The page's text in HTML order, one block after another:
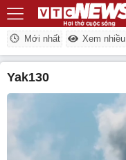
Mới nhất Xem nhiều
Yak130